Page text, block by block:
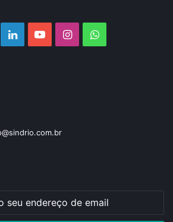
LinkedinYouTubeInstagramWhatsApp